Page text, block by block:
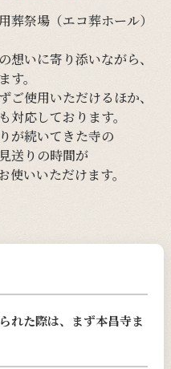
葬祭場（エコ葬ホール）
想いに寄り添いながら、
す。
ご使用いただけるほか、
対応しております。
が続いてきた寺の
送りの時間が
使いいただけます。
れた際は、まず本昌寺ま